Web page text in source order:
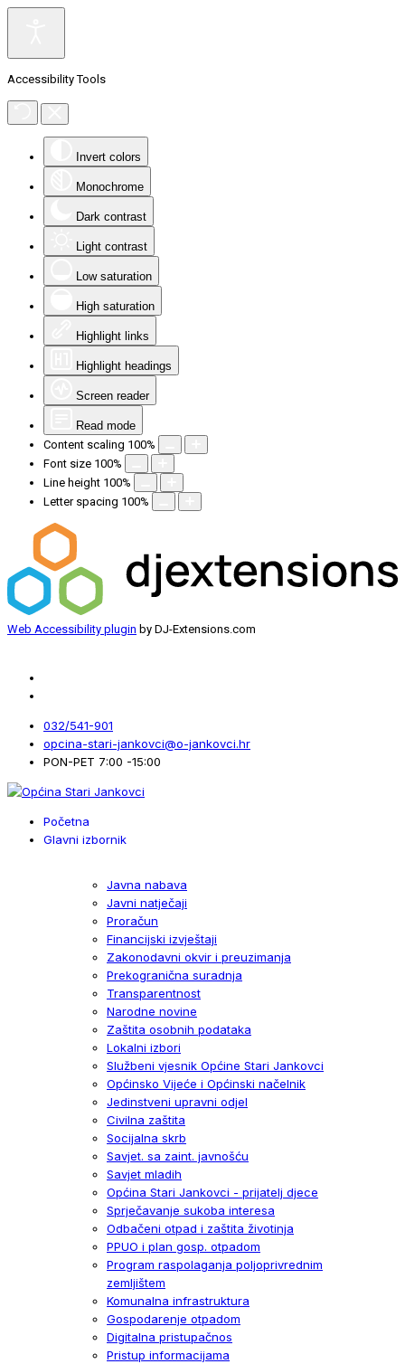
Accessibility Tools
Invert colors
Monochrome
Dark contrast
Light contrast
Low saturation
High saturation
Highlight links
Highlight headings
Screen reader
Read mode
Content scaling 100%
Font size 100%
Line height 100%
Letter spacing 100%
Web Accessibility plugin by DJ-Extensions.com
032/541-901
opcina-stari-jankovci@o-jankovci.hr
PON-PET 7:00 -15:00
Početna
Glavni izbornik
Javna nabava
Javni natječaji
Proračun
Financijski izvještaji
Zakonodavni okvir i preuzimanja
Prekogranična suradnja
Transparentnost
Narodne novine
Zaštita osobnih podataka
Lokalni izbori
Službeni vjesnik Općine Stari Jankovci
Općinsko Vijeće i Općinski načelnik
Jedinstveni upravni odjel
Civilna zaštita
Socijalna skrb
Savjet. sa zaint. javnošću
Savjet mladih
Općina Stari Jankovci - prijatelj djece
Sprječavanje sukoba interesa
Odbačeni otpad i zaštita životinja
PPUO i plan gosp. otpadom
Program raspolaganja poljoprivrednim
zemljištem
Komunalna infrastruktura
Gospodarenje otpadom
Digitalna pristupačnos
Pristup informacijama